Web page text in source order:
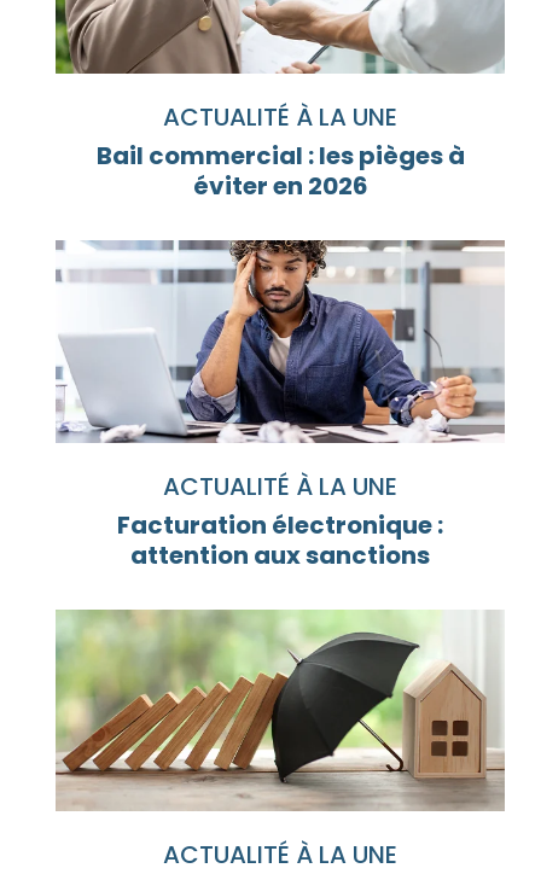
ACTUALITÉ À LA UNE
Bail commercial : les pièges à
éviter en 2026
ACTUALITÉ À LA UNE
Facturation électronique :
attention aux sanctions
ACTUALITÉ À LA UNE